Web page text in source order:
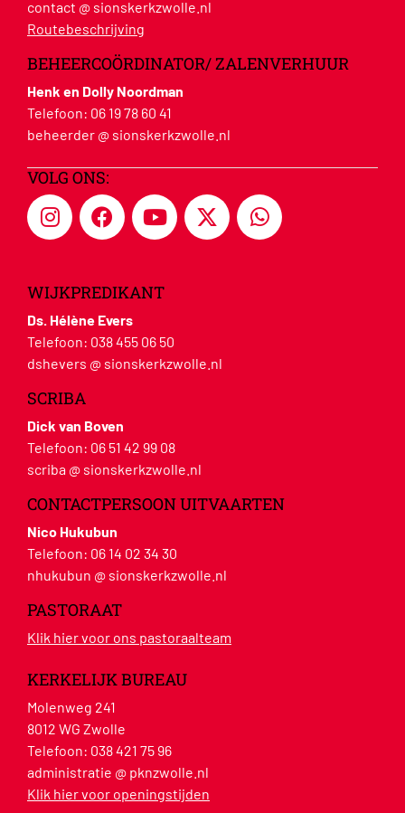
contact @ sionskerkzwolle.nl
Routebeschrijving
BEHEERCOÖRDINATOR/ ZALENVERHUUR
Henk en Dolly Noordman
Telefoon: 06 19 78 60 41
beheerder @ sionskerkzwolle.nl
VOLG ONS:
WIJKPREDIKANT
Ds. Hélène Evers
Telefoon: 038 455 06 50
dshevers @ sionskerkzwolle.nl
SCRIBA
Dick van Boven
Telefoon: 06 51 42 99 08
scriba @ sionskerkzwolle.nl
CONTACTPERSOON UITVAARTEN
Nico Hukubun
Telefoon: 06 14 02 34 30
nhukubun @ sionskerkzwolle.nl
PASTORAAT
Klik hier voor ons pastoraalteam
KERKELIJK BUREAU
Molenweg 241
8012 WG Zwolle
Telefoon: 038 421 75 96
administratie @ pknzwolle.nl
Klik hier voor openingstijden